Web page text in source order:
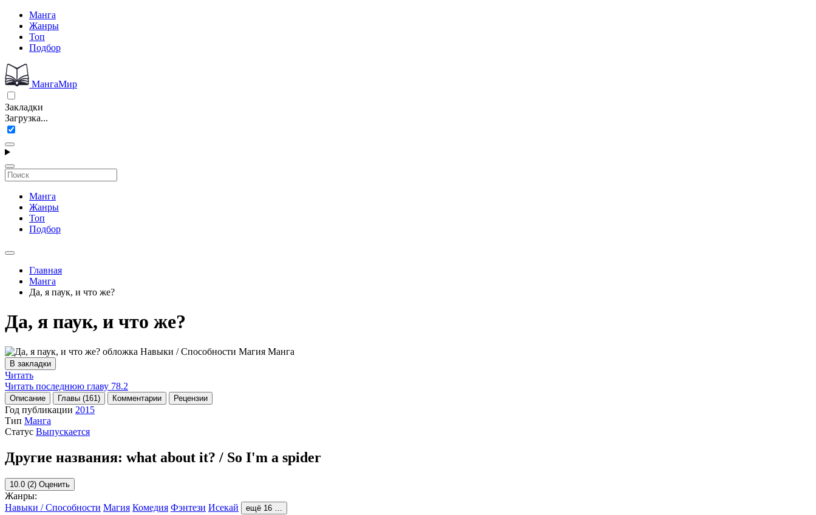
Манга
Жанры
Топ
Подбор
МангаМир
Закладки
Загрузка...
Манга
Жанры
Топ
Подбор
Главная
Манга
Да, я паук, и что же?
Да, я паук, и что же?
В закладки
Читать
Читать последнюю главу 78.2
Описание Главы (161) Комментарии Рецензии
Год публикации 2015
Тип Манга
Статус Выпускается
Другие названия: what about it? / So I'm a spider
10.0 (2) Оценить
Жанры:
Навыки / Способности Магия Комедия Фэнтези Исекай ещё 16 …